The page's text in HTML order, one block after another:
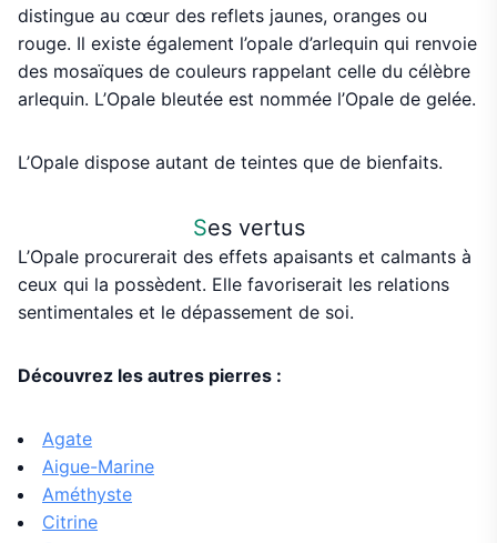
distingue au cœur des reflets jaunes, oranges ou
rouge. Il existe également l’opale d’arlequin qui renvoie
des mosaïques de couleurs rappelant celle du célèbre
arlequin. L’Opale bleutée est nommée l’Opale de gelée.
L’Opale dispose autant de teintes que de bienfaits.
Ses vertus
L’Opale procurerait des effets apaisants et calmants à
ceux qui la possèdent. Elle favoriserait les relations
sentimentales et le dépassement de soi.
Découvrez les autres pierres :
Agate
Aigue-Marine
Améthyste
Citrine